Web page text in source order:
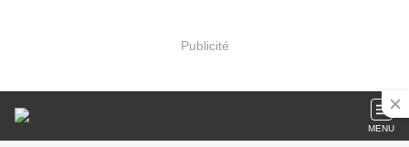
Publicité
MENU